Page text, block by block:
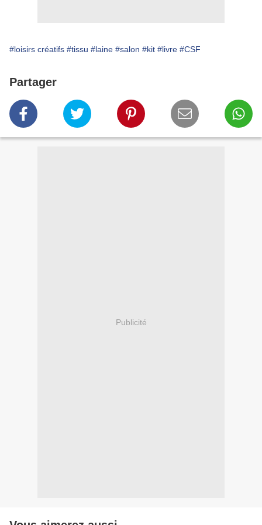
#loisirs créatifs #tissu #laine #salon #kit #livre #CSF
Partager
Publicité